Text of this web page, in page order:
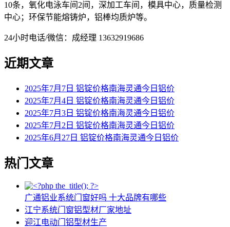
10条，氧化电泳车间2间，深加工车间，模具中心，质量检测
中心；环保节能熔铸炉，铝棒均质炉等。
24小时电话/微信：成经理 13632919686
近期文章
2025年7月7日 铝锭价格南海灵通今日铝价
2025年7月4日 铝锭价格南海灵通今日铝价
2025年7月3日 铝锭价格南海灵通今日铝价
2025年7月2日 铝锭价格南海灵通今日铝价
2025年6月27日 铝锭价格南海灵通今日铝价
热门文章
广通铝业系统门窗好吗 十大品牌有哪些
江宁系统门窗铝型材厂家地址
迎江电动门铝型材生产